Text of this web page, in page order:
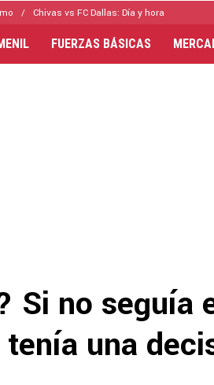
Chivas vs FC Dallas: Día y hora
FUERZAS BÁSICAS
Si no seguía
una